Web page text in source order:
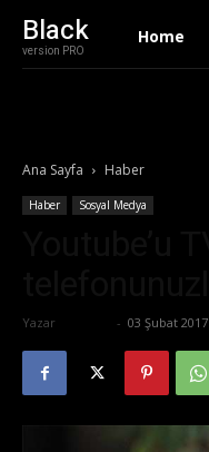
Black
version PRO
Home
Ana Sayfa Haber
Haber Sosyal Medya
Yazar - 03 Şubat 2017